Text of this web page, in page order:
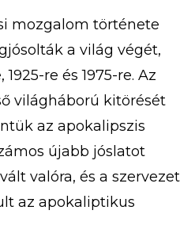
mozgalom története
a világ végét,
re és 1975-re. Az
világháború kitörését
az apokalipszis
újabb jóslatot
valóra, és a szervezet
az apokaliptikus